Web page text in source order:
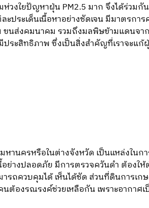
ห่วงใยปัญหาฝุ่น PM2.5 มาก จึงได้ร่วม
ประเด็นเนื้อหาอย่างชัดเจน มีมาตรกา
นส่งคมนาคม รวมถึงมลพิษข้ามแดนจา
ระสิทธิภาพ ซึ่งเป็นสิ่งสำคัญที่เราจะแก้
หานครหรือในต่างจังหวัด เป็นแหล่งใน
อย่างปลอดภัย มีการตรวจควันดำ ต้องให้
รถควบคุมได้ เห็นได้ชัด ส่วนที่ดินการเก
ต้องรณรงค์ช่วยเหลือกัน เพราะอากาศ